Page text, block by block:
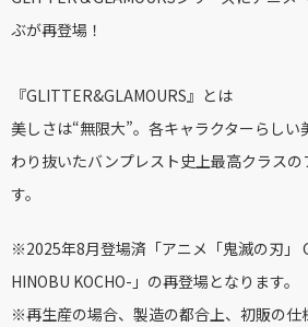
ぶが再登場！
『GLITTER&GLAMOURS』とは
美しさは“無限大”。各キャラクターらし
わり抜いたバンプレスト史上最高クラス
す。
※2025年8月登場済「アニメ「鬼滅の刃」
HINOBU KOCHO-」の再登場となります。
※再生産の場合、製造の都合上、初販の仕